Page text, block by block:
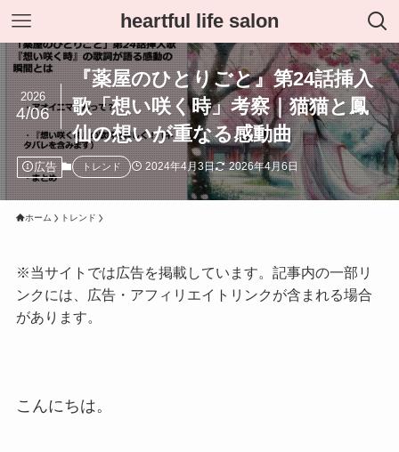
heartful life salon
『薬屋のひとりごと』第24話挿入
歌「想い咲く時」考察｜猫猫と鳳
仙の想いが重なる感動曲
2026
4/06
広告 トレンド 2024年4月3日 2026年4月6日
ホーム トレンド
※当サイトでは広告を掲載しています。記事内の一部リ
ンクには、広告・アフィリエイトリンクが含まれる場合
があります。
こんにちは。